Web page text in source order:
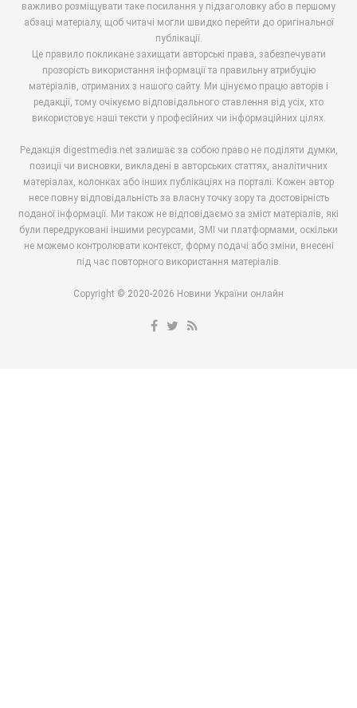
важливо розміщувати таке посилання у підзаголовку або в першому
абзаці матеріалу, щоб читачі могли швидко перейти до оригінальної
публікації.
Це правило покликане захищати авторські права, забезпечувати
прозорість використання інформації та правильну атрибуцію
матеріалів, отриманих з нашого сайту. Ми цінуємо працю авторів і
редакції, тому очікуємо відповідального ставлення від усіх, хто
використовує наші тексти у професійних чи інформаційних цілях.
Редакція digestmedia.net залишає за собою право не поділяти думки,
позиції чи висновки, викладені в авторських статтях, аналітичних
матеріалах, колонках або інших публікаціях на порталі. Кожен автор
несе повну відповідальність за власну точку зору та достовірність
поданої інформації. Ми також не відповідаємо за зміст матеріалів, які
були передруковані іншими ресурсами, ЗМІ чи платформами, оскільки
не можемо контролювати контекст, форму подачі або зміни, внесені
під час повторного використання матеріалів.
Copyright © 2020-2026 Новини України онлайн